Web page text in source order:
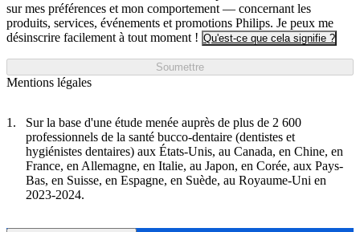
sur mes préférences et mon comportement — concernant les
produits, services, événements et promotions Philips. Je peux me
désinscrire facilement à tout moment ! Qu'est-ce que cela signifie ?
Soumettre
Mentions légales
Sur la base d'une étude menée auprès de plus de 2 600
professionnels de la santé bucco-dentaire (dentistes et
hygiénistes dentaires) aux États-Unis, au Canada, en Chine, en
France, en Allemagne, en Italie, au Japon, en Corée, aux Pays-
Bas, en Suisse, en Espagne, en Suède, au Royaume-Uni en
2023-2024.